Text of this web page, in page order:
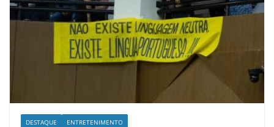
DESTAQUE ENTRETENIMENTO